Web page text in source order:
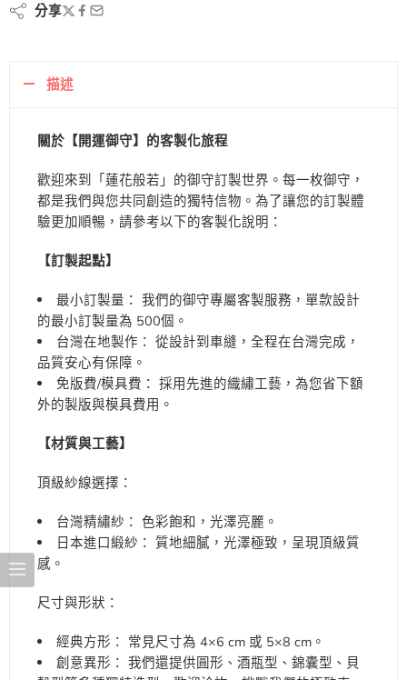
分享
描述
關於【開運御守】的客製化旅程
歡迎來到「蓮花般若」的御守訂製世界。每一枚御守，
都是我們與您共同創造的獨特信物。為了讓您的訂製體
驗更加順暢，請參考以下的客製化說明：
【訂製起點】
最小訂製量： 我們的御守專屬客製服務，單款設計
的最小訂製量為 500個。
台灣在地製作： 從設計到車縫，全程在台灣完成，
品質安心有保障。
免版費/模具費： 採用先進的織繡工藝，為您省下額
外的製版與模具費用。
【材質與工藝】
頂級紗線選擇：
台灣精繡紗： 色彩飽和，光澤亮麗。
日本進口緞紗： 質地細膩，光澤極致，呈現頂級質
感。
尺寸與形狀：
經典方形： 常見尺寸為 4×6 cm 或 5×8 cm。
創意異形： 我們還提供圓形、酒瓶型、錦囊型、貝